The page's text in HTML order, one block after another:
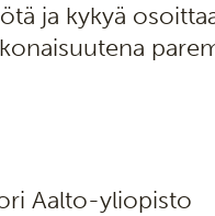
ja kykyä
Aalto-yliopisto